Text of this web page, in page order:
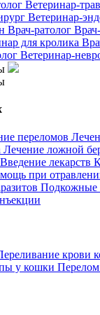
Ветеринар-
Ветеринар-
Врач-ратолог
для кролика
Ветеринар-
переломов
Лечение ложной
Введение лекарств
при
Подкожные
крови
у кошки